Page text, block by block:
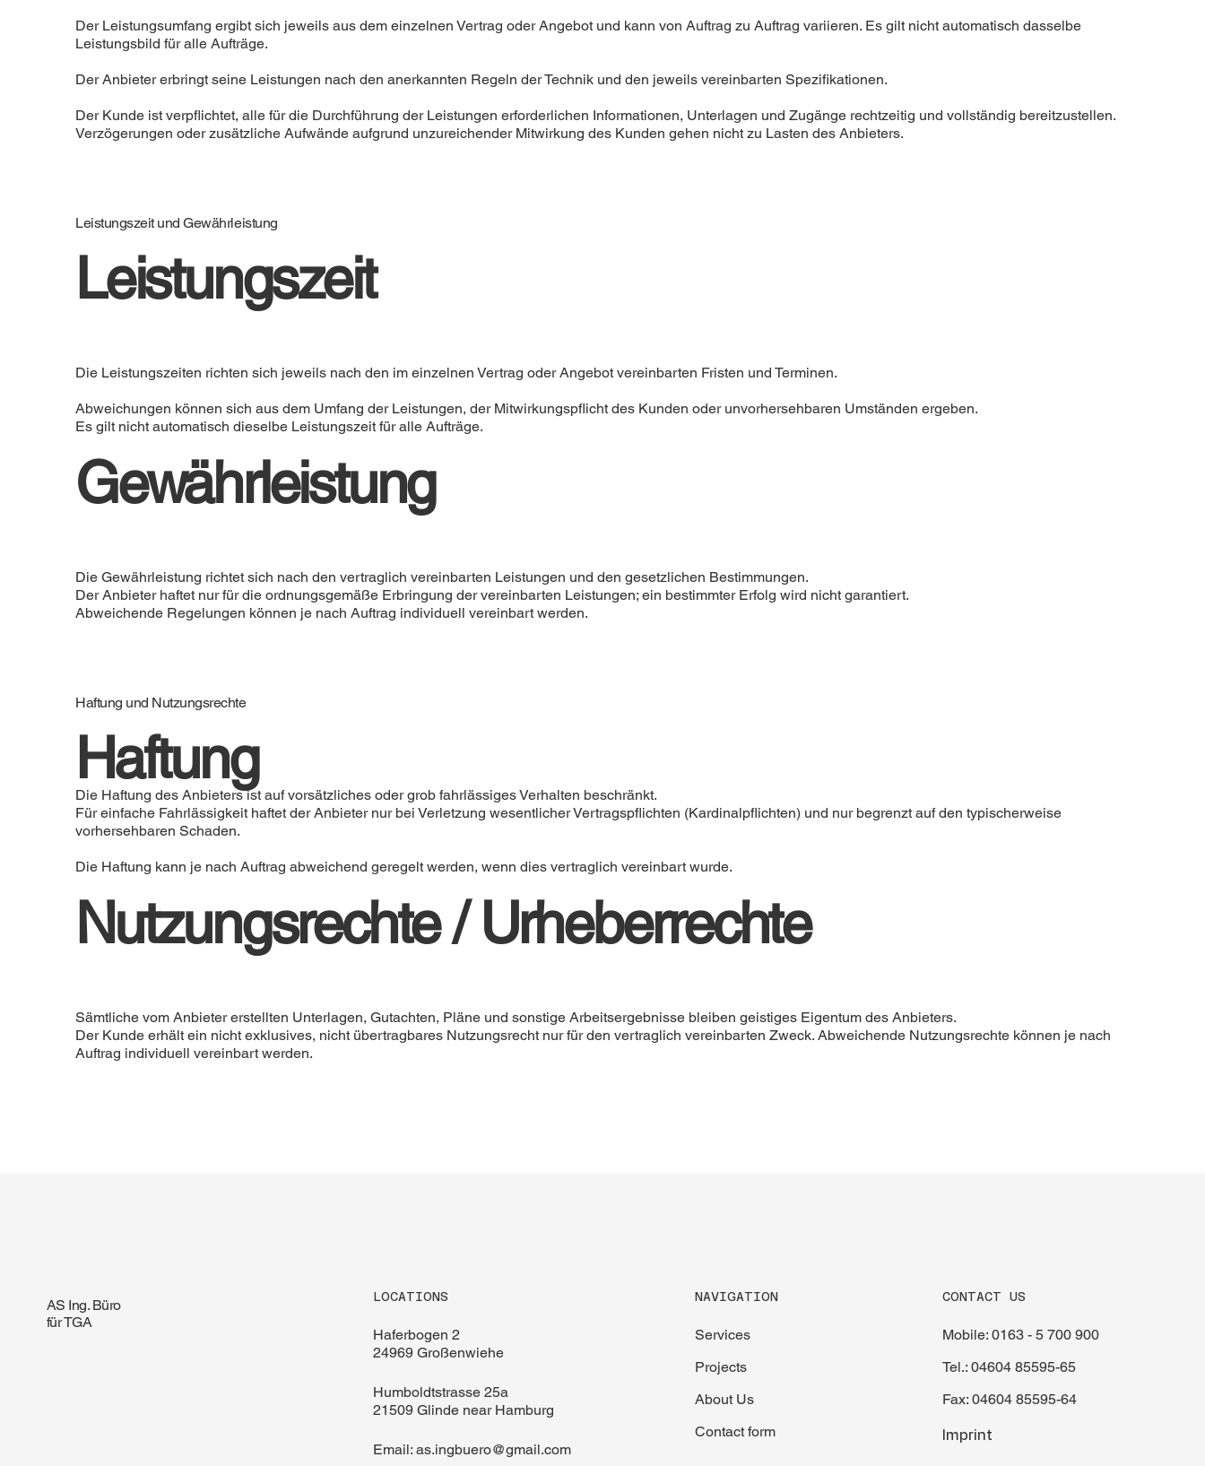
Der Leistungsumfang ergibt sich jeweils aus dem einzelnen Vertrag oder Angebot und kann von Auftrag zu Auftrag variieren. Es gilt nicht automatisch dasselbe
Leistungsbild für alle Aufträge.
Der Anbieter erbringt seine Leistungen nach den anerkannten Regeln der Technik und den jeweils vereinbarten Spezifikationen.
Der Kunde ist verpflichtet, alle für die Durchführung der Leistungen erforderlichen Informationen, Unterlagen und Zugänge rechtzeitig und vollständig bereitzustellen.
Verzögerungen oder zusätzliche Aufwände aufgrund unzureichender Mitwirkung des Kunden gehen nicht zu Lasten des Anbieters.
Leistungszeit und Gewährleistung
Leistungszeit
Die Leistungszeiten richten sich jeweils nach den im einzelnen Vertrag oder Angebot vereinbarten Fristen und Terminen.
Abweichungen können sich aus dem Umfang der Leistungen, der Mitwirkungspflicht des Kunden oder unvorhersehbaren Umständen ergeben.
Es gilt nicht automatisch dieselbe Leistungszeit für alle Aufträge.
Gewährleistung
Die Gewährleistung richtet sich nach den vertraglich vereinbarten Leistungen und den gesetzlichen Bestimmungen.
Der Anbieter haftet nur für die ordnungsgemäße Erbringung der vereinbarten Leistungen; ein bestimmter Erfolg wird nicht garantiert.
Abweichende Regelungen können je nach Auftrag individuell vereinbart werden.
Haftung und Nutzungsrechte
Haftung
Die Haftung des Anbieters ist auf vorsätzliches oder grob fahrlässiges Verhalten beschränkt.
Für einfache Fahrlässigkeit haftet der Anbieter nur bei Verletzung wesentlicher Vertragspflichten (Kardinalpflichten) und nur begrenzt auf den typischerweise
vorhersehbaren Schaden.
Die Haftung kann je nach Auftrag abweichend geregelt werden, wenn dies vertraglich vereinbart wurde.
Nutzungsrechte / Urheberrechte
Sämtliche vom Anbieter erstellten Unterlagen, Gutachten, Pläne und sonstige Arbeitsergebnisse bleiben geistiges Eigentum des Anbieters.
Der Kunde erhält ein nicht exklusives, nicht übertragbares Nutzungsrecht nur für den vertraglich vereinbarten Zweck. Abweichende Nutzungsrechte können je nach
Auftrag individuell vereinbart werden.
AS Ing. Büro
für TGA
LOCATIONS
Haferbogen 2
24969 Großenwiehe
Humboldtstrasse 25a
21509 Glinde near Hamburg
Email:as.ingbuero@gmail.com
NAVIGATION
Services
Projects
About Us
Contact form
CONTACT US
Mobile: 0163 - 5 700 900
Tel.: 04604 85595-65
Fax: 04604 85595-64
Imprint